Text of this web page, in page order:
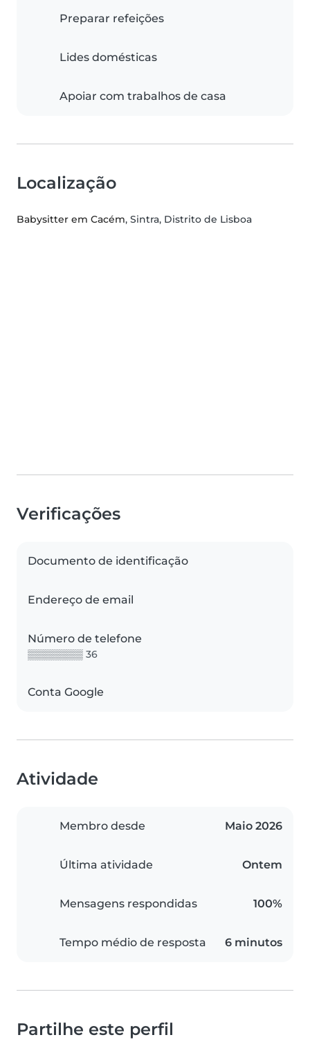
Preparar refeições
Lides domésticas
Apoiar com trabalhos de casa
Localização
Babysitter em Cacém, Sintra, Distrito de Lisboa
Verificações
Documento de identificação
Endereço de email
Número de telefone
▒▒▒▒▒▒▒▒ 36
Conta Google
Atividade
Membro desde Maio 2026
Última atividade Ontem
Mensagens respondidas 100%
Tempo médio de resposta 6 minutos
Partilhe este perfil